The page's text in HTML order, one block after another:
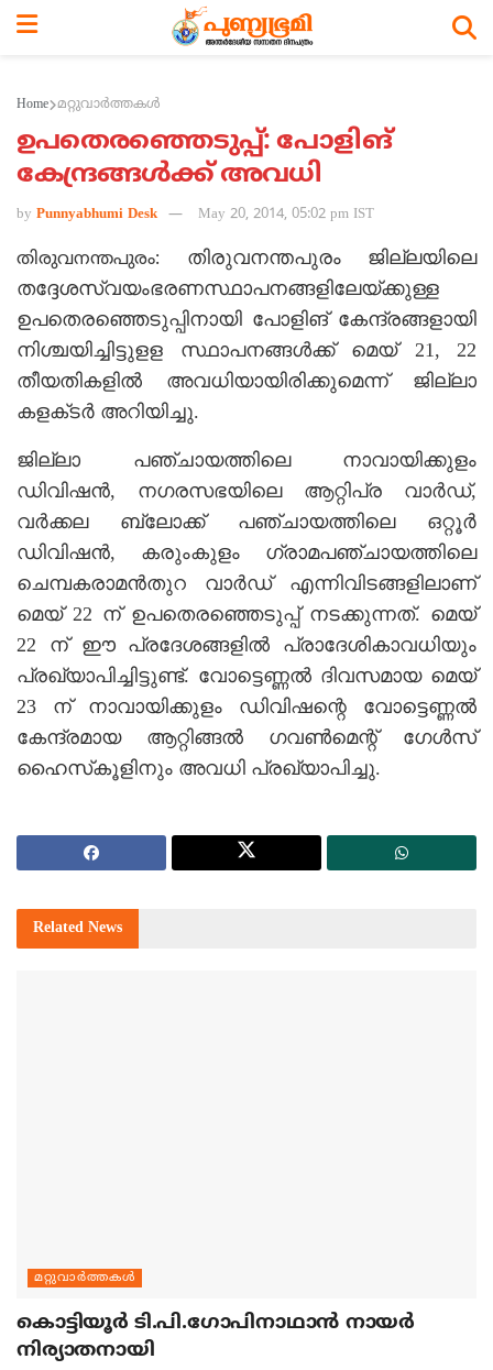
Home മറ്റുവാര്‍ത്തകള്‍
ഉപതെരഞ്ഞെടുപ്പ്‌: പോളിങ്‌
കേന്ദ്രങ്ങള്‍ക്ക്‌ അവധി
by Punnyabhumi Desk May 20, 2014, 05:02 pm IST
തിരുവനന്തപുരം: തിരുവനന്തപുരം ജില്ലയിലെ
തദ്ദേശസ്വയംഭരണസ്ഥാപനങ്ങളിലേയ്‌ക്കുള്ള
ഉപതെരഞ്ഞെടുപ്പിനായി പോളിങ്‌ കേന്ദ്രങ്ങളായി
നിശ്ചയിച്ചിട്ടുളള സ്ഥാപനങ്ങള്‍ക്ക്‌ മെയ്‌ 21, 22
തീയതികളില്‍ അവധിയായിരിക്കുമെന്ന്‌ ജില്ലാ
കളക്‌ടര്‍ അറിയിച്ചു.
ജില്ലാ പഞ്ചായത്തിലെ നാവായിക്കുളം
ഡിവിഷന്‍, നഗരസഭയിലെ ആറ്റിപ്ര വാര്‍ഡ്‌,
വര്‍ക്കല ബ്ലോക്ക്‌ പഞ്ചായത്തിലെ ഒറ്റൂര്‍
ഡിവിഷന്‍, കരുംകുളം ഗ്രാമപഞ്ചായത്തിലെ
ചെമ്പകരാമന്‍തുറ വാര്‍ഡ്‌ എന്നിവിടങ്ങളിലാണ്‌
മെയ്‌ 22 ന്‌ ഉപതെരഞ്ഞെടുപ്പ്‌ നടക്കുന്നത്‌. മെയ്‌
22 ന്‌ ഈ പ്രദേശങ്ങളില്‍ പ്രാദേശികാവധിയും
പ്രഖ്യാപിച്ചിട്ടുണ്ട്‌. വോട്ടെണ്ണല്‍ ദിവസമായ മെയ്‌
23 ന്‌ നാവായിക്കുളം ഡിവിഷന്റെ വോട്ടെണ്ണല്‍
കേന്ദ്രമായ ആറ്റിങ്ങല്‍ ഗവണ്‍മെന്റ്‌ ഗേള്‍സ്‌
ഹൈസ്‌കൂളിനും അവധി പ്രഖ്യാപിച്ചു.
Related News
മറ്റുവാര്‍ത്തകള്‍
കൊട്ടിയൂര്‍ ടി.പി.ഗോപിനാഥാന്‍ നായര്‍
നിര്യാതനായി